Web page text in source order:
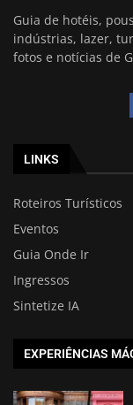
Guia de hotéis,
indústrias, lazer,
fotos e notícias de
LINKS
Roteiros Turísticos
Eventos
Guia Onde Ir
Ingressos
Sintetize IA
EXPERIÊNCIAS